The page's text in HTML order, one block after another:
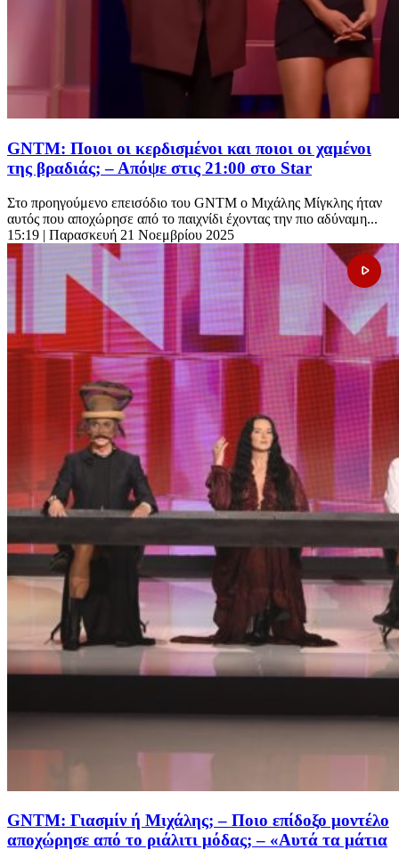
GNTM: Ποιοι οι κερδισμένοι και ποιοι οι χαμένοι
της βραδιάς; – Απόψε στις 21:00 στο Star
Στο προηγούμενο επεισόδιο του GNTM ο Μιχάλης Μίγκλης ήταν
αυτός που αποχώρησε από το παιχνίδι έχοντας την πιο αδύναμη...
15:19 | Παρασκευή 21 Νοεμβρίου 2025
GNTM: Γιασμίν ή Μιχάλης; – Ποιο επίδοξο μοντέλο
αποχώρησε από το ριάλιτι μόδας; – «Αυτά τα μάτια